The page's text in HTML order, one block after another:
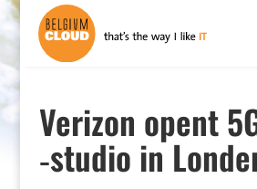
Verizon opent
‑studio in